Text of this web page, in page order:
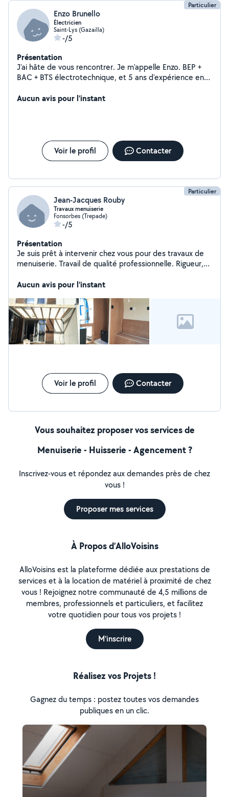
Particulier
Enzo Brunello
Électricien
Saint-Lys (Gazailla)
-/5
Présentation
J'ai hâte de vous rencontrer. Je m'appelle Enzo. BEP +
BAC + BTS électrotechnique, et 5 ans d'expérience en
principal est l'électricité. Étant bon bricoleur (peinture,
Aucun avis pour l'instant
Voir le profil Contacter
Particulier
Jean-Jacques Rouby
Travaux menuiserie
Fonsorbes (Trepade)
-/5
Présentation
Je suis prêt à intervenir chez vous pour des travaux de
menuiserie. Travail de qualité professionnelle. Rigueur,
Aucun avis pour l'instant
Voir le profil Contacter
Vous souhaitez proposer vos services de
Menuiserie - Huisserie - Agencement ?
Inscrivez-vous et répondez aux demandes près de chez
vous !
Proposer mes services
À Propos d’AlloVoisins
AlloVoisins est la plateforme dédiée aux prestations de
services et à la location de matériel à proximité de chez
vous ! Rejoignez notre communauté de 4,5 millions de
membres, professionnels et particuliers, et facilitez
votre quotidien pour tous vos projets !
M'inscrire
Réalisez vos Projets !
Gagnez du temps : postez toutes vos demandes
publiques en un clic.